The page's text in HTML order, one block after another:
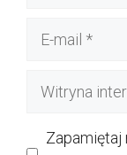
Witryna